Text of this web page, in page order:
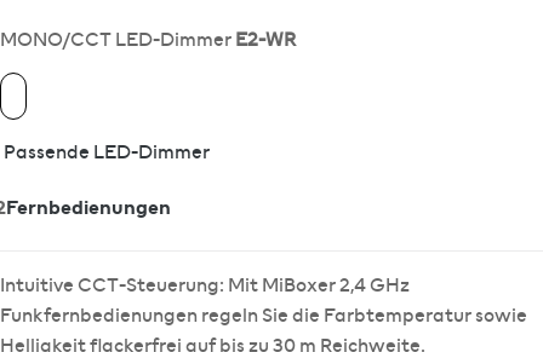
MONO/CCT LED-DimmerE2-WR
Passende LED-Dimmer
Fernbedienungen
Intuitive CCT-Steuerung: Mit MiBoxer 2,4 GHz
Funkfernbedienungen regeln Sie die Farbtemperatur sowie
Helligkeit flackerfrei auf bis zu 30 m Reichweite.